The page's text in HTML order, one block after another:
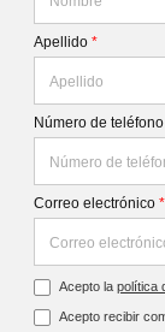
Apellido *
Número de teléfono
Correo electrónico *
Acepto la política
Acepto recibir